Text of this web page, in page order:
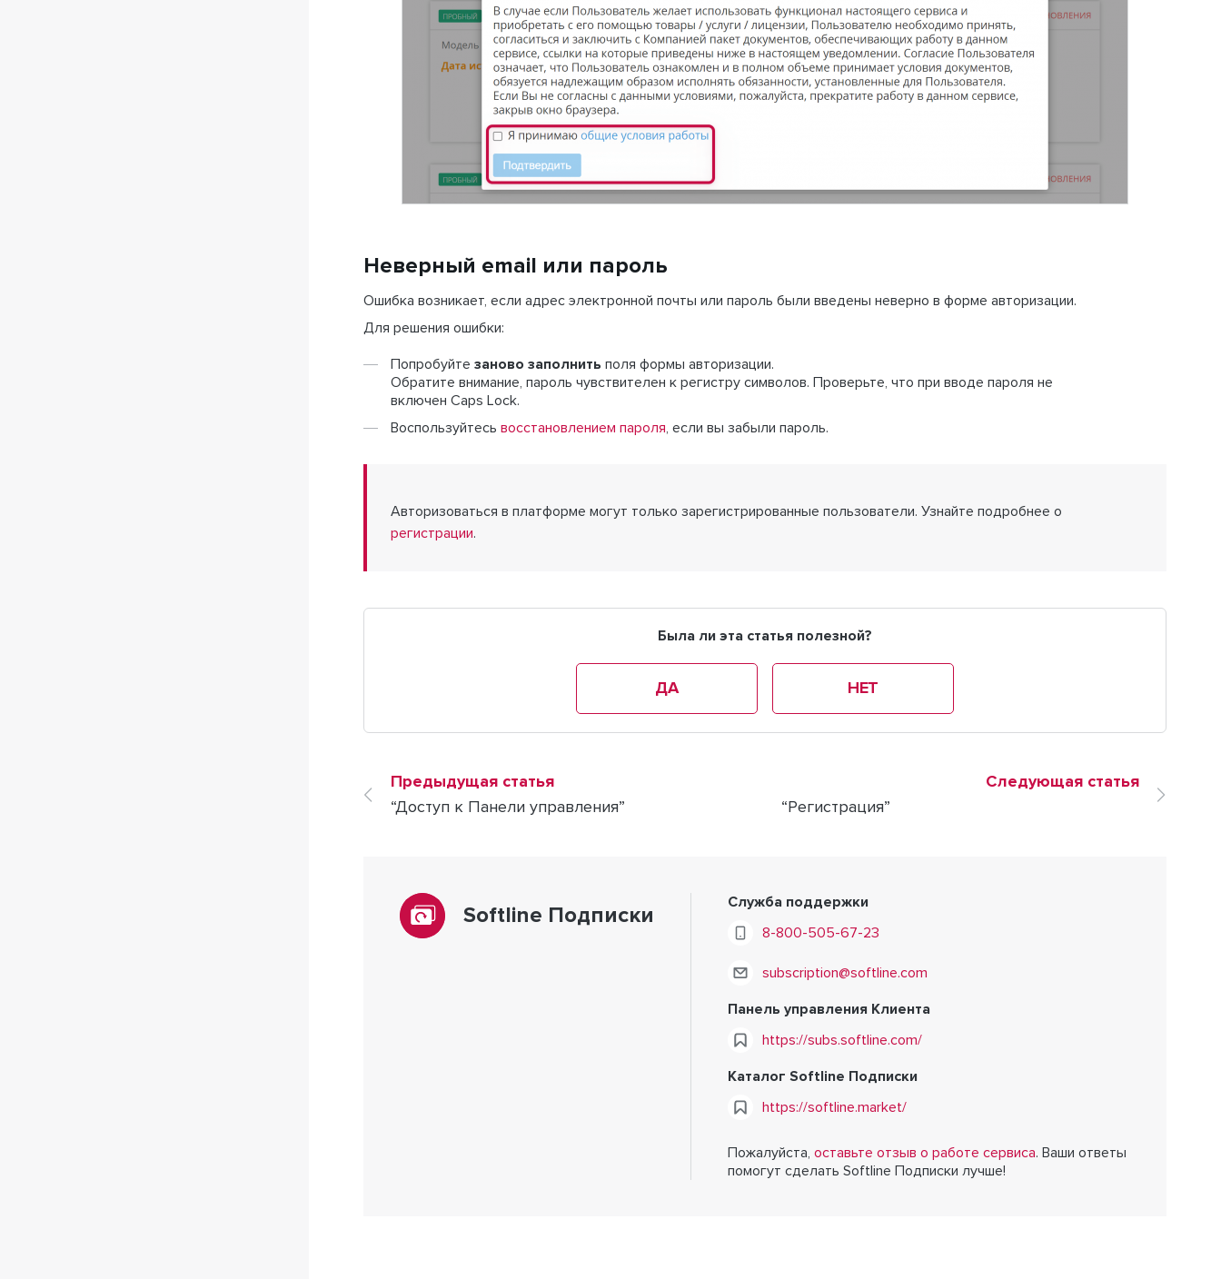
Неверный email или пароль
Ошибка возникает, если адрес электронной почты или пароль были введены неверно в форме авторизации.
Для решения ошибки:
Попробуйте заново заполнить поля формы авторизации.
Обратите внимание, пароль чувствителен к регистру символов. Проверьте, что при вводе пароля не
включен Caps Lock.
Воспользуйтесь восстановлением пароля , если вы забыли пароль.
Авторизоваться в платформе могут только зарегистрированные пользователи. Узнайте подробнее о
регистрации.
Была ли эта статья полезной?
ДА НЕТ
Предыдущая статья
“Доступ к Панели управления”
Следующая статья
“Регистрация”
Softline Подписки
Служба поддержки
8-800-505-67-23
subscription@softline.com
Панель управления Клиента
https://subs.softline.com/
Каталог Softline Подписки
https://softline.market/
Пожалуйста, оставьте отзыв о работе сервиса. Ваши ответы
помогут сделать Softline Подписки лучше!